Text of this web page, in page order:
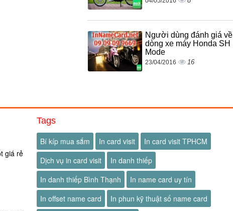
Người dùng đánh giá về
dòng xe máy Honda SH
Mode
23/04/2016 16
giá rẻ
Tags
Bí kíp mua sắm In card visit
In card visit TPHCM
Dịch vụ in card visit
In danh thiếp
In danh thiếp Bình Thạnh
In name card uy tín
In offset name card
In phun kỹ thuật số name card